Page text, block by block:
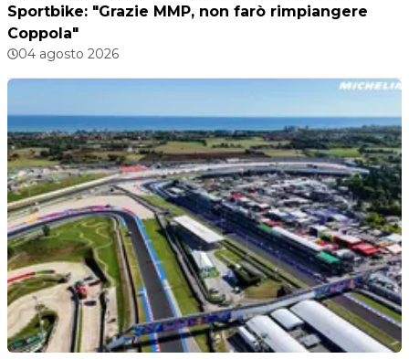
Sportbike: "Grazie MMP, non farò rimpiangere
Coppola"
04 agosto 2026